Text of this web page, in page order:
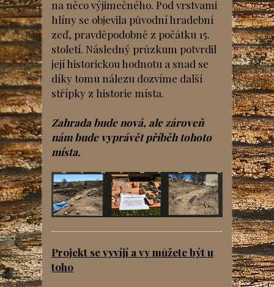
na něco výjimečného. Pod vrstvami
hlíny se objevila původní hradební
zeď, pravděpodobně z počátku 15.
století. Následný průzkum potvrdil
její historickou hodnotu a snad se
díky tomu nálezu dozvíme další
střípky z historie místa.
Zahrada bude nová, ale zároveň
nám bude vyprávět příběh tohoto
místa.
Projekt se vyvíjí a vy můžete být u
toho